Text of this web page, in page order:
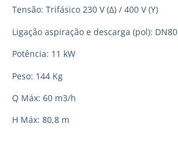
Tensão: Trifásico 230 V (Δ) / 400 V (Y)
Ligação aspiração e descarga (pol): DN80
Potência: 11 kW
Peso: 144 Kg
Q Máx: 60 m3/h
H Máx: 80,8 m